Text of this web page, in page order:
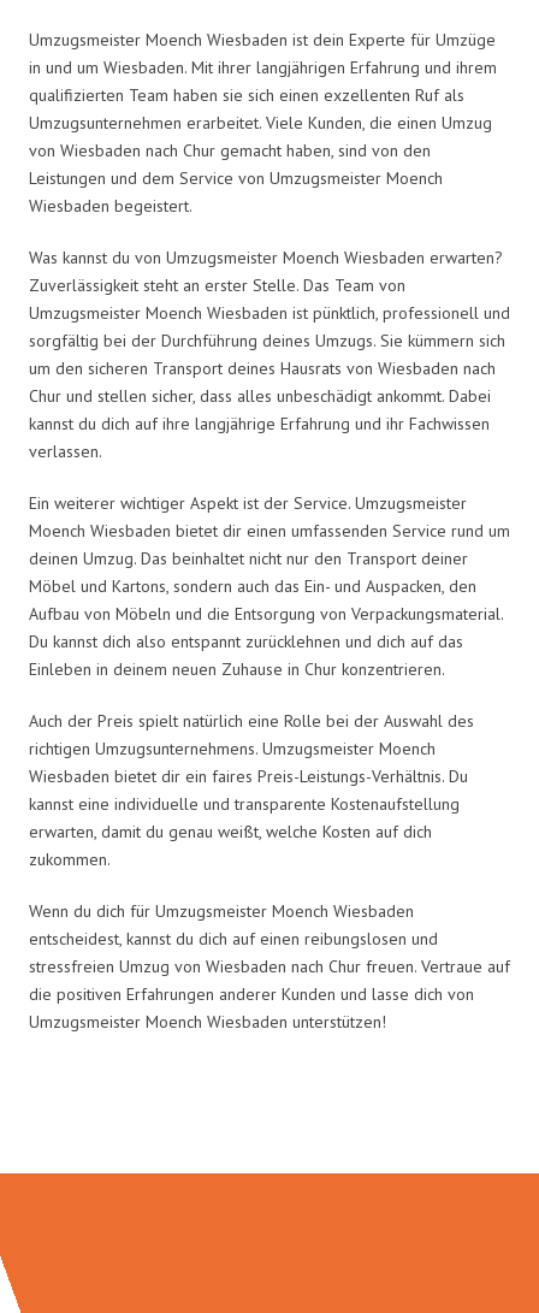
Umzugsmeister Moench Wiesbaden ist dein Experte für Umzüge
in und um Wiesbaden. Mit ihrer langjährigen Erfahrung und ihrem
qualifizierten Team haben sie sich einen exzellenten Ruf als
Umzugsunternehmen erarbeitet. Viele Kunden, die einen Umzug
von Wiesbaden nach Chur gemacht haben, sind von den
Leistungen und dem Service von Umzugsmeister Moench
Wiesbaden begeistert.
Was kannst du von Umzugsmeister Moench Wiesbaden erwarten?
Zuverlässigkeit steht an erster Stelle. Das Team von
Umzugsmeister Moench Wiesbaden ist pünktlich, professionell und
sorgfältig bei der Durchführung deines Umzugs. Sie kümmern sich
um den sicheren Transport deines Hausrats von Wiesbaden nach
Chur und stellen sicher, dass alles unbeschädigt ankommt. Dabei
kannst du dich auf ihre langjährige Erfahrung und ihr Fachwissen
verlassen.
Ein weiterer wichtiger Aspekt ist der Service. Umzugsmeister
Moench Wiesbaden bietet dir einen umfassenden Service rund um
deinen Umzug. Das beinhaltet nicht nur den Transport deiner
Möbel und Kartons, sondern auch das Ein- und Auspacken, den
Aufbau von Möbeln und die Entsorgung von Verpackungsmaterial.
Du kannst dich also entspannt zurücklehnen und dich auf das
Einleben in deinem neuen Zuhause in Chur konzentrieren.
Auch der Preis spielt natürlich eine Rolle bei der Auswahl des
richtigen Umzugsunternehmens. Umzugsmeister Moench
Wiesbaden bietet dir ein faires Preis-Leistungs-Verhältnis. Du
kannst eine individuelle und transparente Kostenaufstellung
erwarten, damit du genau weißt, welche Kosten auf dich
zukommen.
Wenn du dich für Umzugsmeister Moench Wiesbaden
entscheidest, kannst du dich auf einen reibungslosen und
stressfreien Umzug von Wiesbaden nach Chur freuen. Vertraue auf
die positiven Erfahrungen anderer Kunden und lasse dich von
Umzugsmeister Moench Wiesbaden unterstützen!